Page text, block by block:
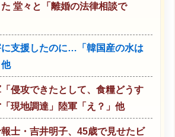
堂々と「離婚の法律相談で
に支援したのに…「韓国産の水は
侵攻できたとして、食糧どうす
現地調達」陸軍「え？」他
報士・吉井明子、45歳で見せたビ